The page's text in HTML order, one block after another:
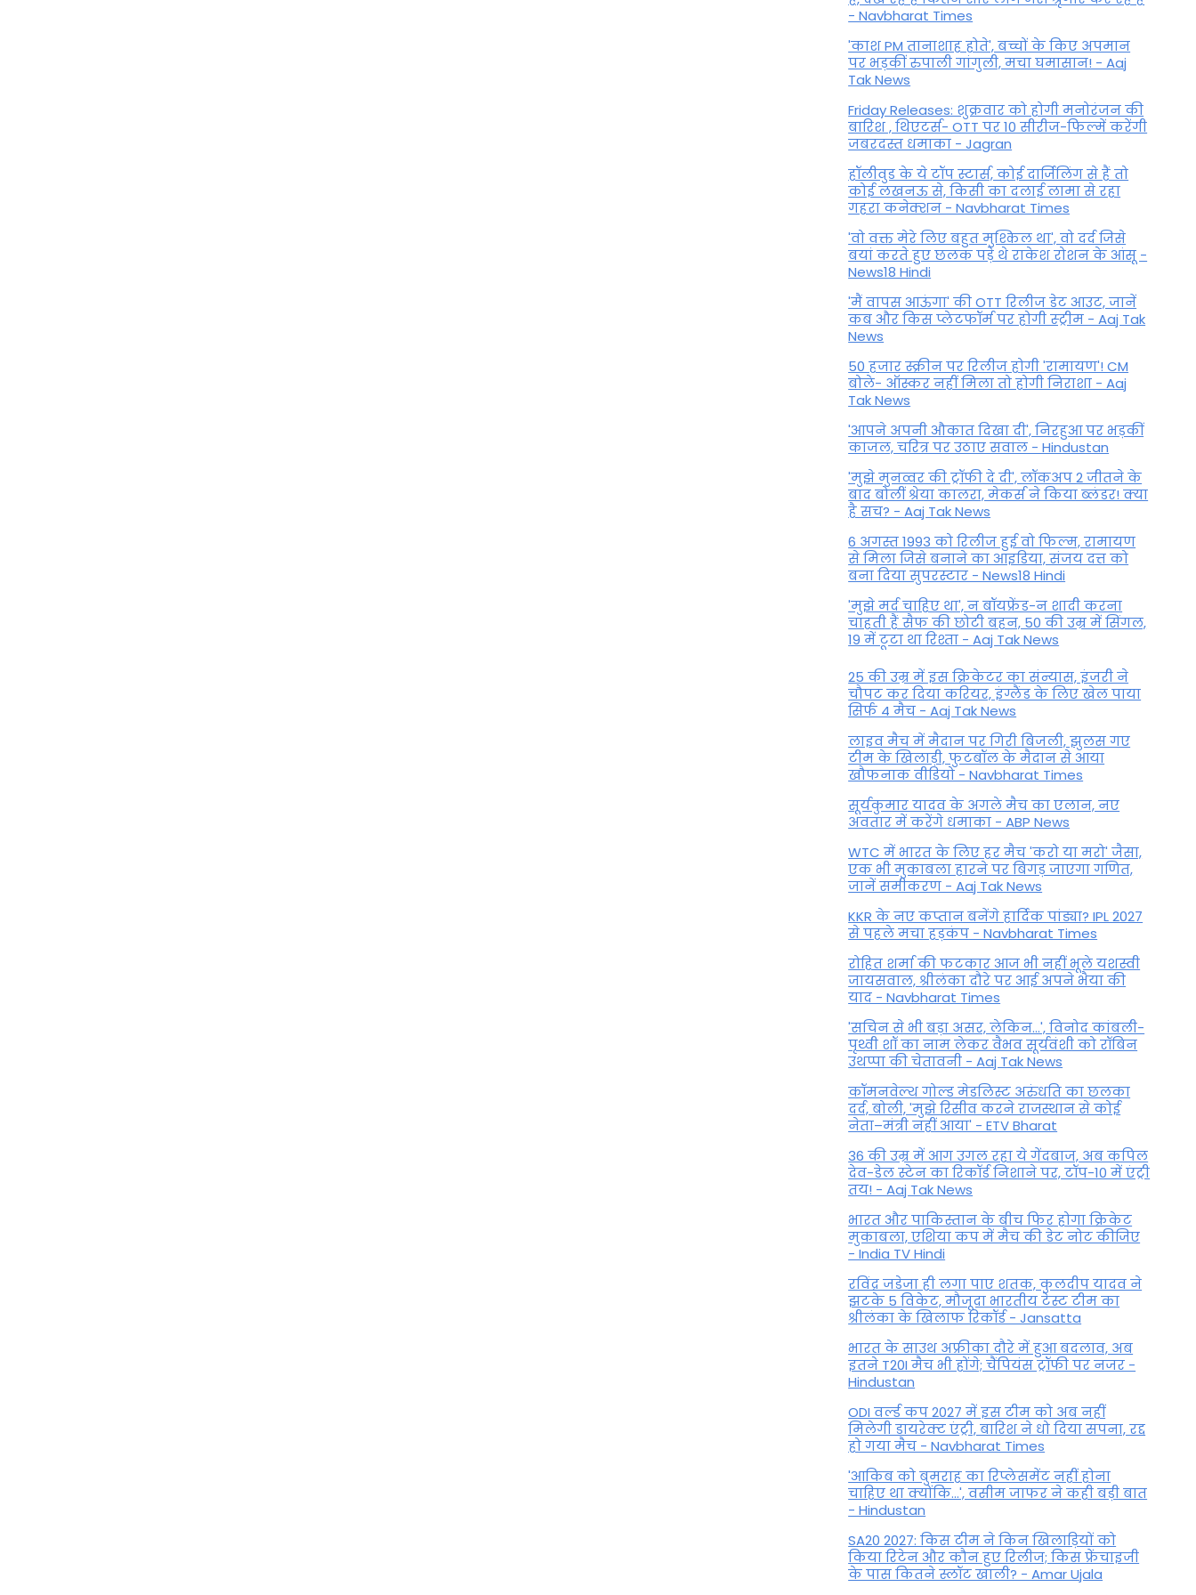
- Navbharat Times
'काश PM तानाशाह होते', बच्चों के किए अपमान
पर भड़कीं रुपाली गांगुली, मचा घमासान! - Aaj
Tak News
Friday Releases: शुक्रवार को होगी मनोरंजन की
बारिश , थिएटर्स- OTT पर 10 सीरीज-फिल्में करेंगी
जबरदस्त धमाका - Jagran
हॉलीवुड के ये टॉप स्टार्स, कोई दार्जिलिंग से हैं तो
कोई लखनऊ से, किसी का दलाई लामा से रहा
गहरा कनेक्शन - Navbharat Times
'वो वक्त मेरे लिए बहुत मुश्किल था', वो दर्द जिसे
बयां करते हुए छलक पड़े थे राकेश रोशन के आंसू -
News18 Hindi
'मैं वापस आऊंगा' की OTT रिलीज डेट आउट, जानें
कब और किस प्लेटफॉर्म पर होगी स्ट्रीम - Aaj Tak
News
50 हजार स्क्रीन पर रिलीज होगी 'रामायण'! CM
बोले- ऑस्कर नहीं मिला तो होगी निराशा - Aaj
Tak News
'आपने अपनी औकात दिखा दी', निरहुआ पर भड़कीं
काजल, चरित्र पर उठाए सवाल - Hindustan
'मुझे मुनव्वर की ट्रॉफी दे दी', लॉकअप 2 जीतने के
बाद बोलीं श्रेया कालरा, मेकर्स ने किया ब्लंडर! क्या
है सच? - Aaj Tak News
6 अगस्त 1993 को रिलीज हुई वो फिल्म, रामायण
से मिला जिसे बनाने का आइडिया, संजय दत्त को
बना दिया सुपरस्टार - News18 Hindi
'मुझे मर्द चाहिए था', न बॉयफ्रेंड-न शादी करना
चाहती हैं सैफ की छोटी बहन, 50 की उम्र में सिंगल,
19 में टूटा था रिश्ता - Aaj Tak News
25 की उम्र में इस क्रिकेटर का संन्यास, इंजरी ने
चौपट कर दिया करियर, इंग्लैंड के लिए खेल पाया
सिर्फ 4 मैच - Aaj Tak News
लाइव मैच में मैदान पर गिरी बिजली, झुलस गए
टीम के खिलाड़ी, फुटबॉल के मैदान से आया
खौफनाक वीडियो - Navbharat Times
सूर्यकुमार यादव के अगले मैच का एलान, नए
अवतार में करेंगे धमाका - ABP News
WTC में भारत के लिए हर मैच 'करो या मरो' जैसा,
एक भी मुकाबला हारने पर बिगड़ जाएगा गण‍ित,
जानें समीकरण - Aaj Tak News
KKR के नए कप्तान बनेंगे हार्दिक पांड्या? IPL 2027
से पहले मचा हड़कंप - Navbharat Times
रोहित शर्मा की फटकार आज भी नहीं भूले यशस्वी
जायसवाल, श्रीलंका दौरे पर आई अपने भैया की
याद - Navbharat Times
'सचिन से भी बड़ा असर, लेकिन...', व‍िनोद कांबली-
पृथ्वी शॉ का नाम लेकर वैभव सूर्यवंशी को रॉबिन
उथप्पा की चेतावनी - Aaj Tak News
कॉमनवेल्थ गोल्ड मे​डलिस्ट अरुंधति का छलका
दर्द, बोली, 'मुझे रिसीव करने राजस्थान से कोई
नेता–मंत्री नहीं आया' - ETV Bharat
36 की उम्र में आग उगल रहा ये गेंदबाज, अब कपिल
देव-डेल स्टेन का रिकॉर्ड निशाने पर, टॉप-10 में एंट्री
तय! - Aaj Tak News
भारत और पाकिस्तान के बीच फिर होगा क्रिकेट
मुकाबला, एशिया कप में मैच की डेट नोट कीजिए
- India TV Hindi
रविंद्र जडेजा ही लगा पाए शतक, कुलदीप यादव ने
झटके 5 विकेट, मौजूदा भारतीय टेस्ट टीम का
श्रीलंका के खिलाफ रिकॉर्ड - Jansatta
भारत के साउथ अफ्रीका दौरे में हुआ बदलाव, अब
इतने T20I मैच भी होंगे; चैंपियंस ट्रॉफी पर नजर -
Hindustan
ODI वर्ल्ड कप 2027 में इस टीम को अब नहीं
मिलेगी डायरेक्ट एंट्री, बारिश ने धो दिया सपना, रद्द
हो गया मैच - Navbharat Times
'आकिब को बुमराह का रिप्लेसमेंट नहीं होना
चाहिए था क्योंकि...', वसीम जाफर ने कही बड़ी बात
- Hindustan
SA20 2027: किस टीम ने किन खिलाड़ियों को
किया रिटेन और कौन हुए रिलीज; किस फ्रेंचाइजी
के पास कितने स्लॉट खाली? - Amar Ujala